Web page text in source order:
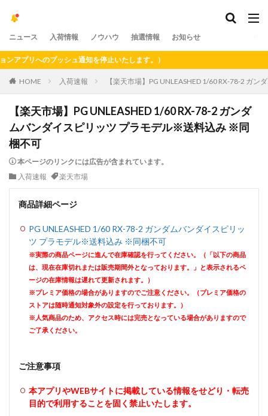
ニュース 入荷情報 ノウハウ 抽選情報 お知らせ
リへのプッシュ通知を停止いたします。）
HOME 入荷速報 【楽天市場】PG UNLEASHED 1/60 RX-78-2 ガ
【楽天市場】PG UNLEASHED 1/60 RX-78-2 ガンダ
ムバンダイスピリッツ プラモデル※送料込み ※同
梱不可
本ページのリンクには広告が含まれています。
入荷速報
楽天市場
商品詳細ページ
PG UNLEASHED 1/60 RX-78-2 ガンダムバンダイスピリッ
ツ プラモデル※送料込み ※同梱不可
※実際の商品ページに進んで在庫確認を行ってください。（「以下の商品
は、現在在庫切れまたは販売期間外となっております。」と表示されるペ
ージの在庫情報は遅れて更新されます。）
※プレミア価格の場合がありますのでご注意ください。（プレミア価格の
ストアは随時通知対象外の設定を行っております。）
※人気商品のため、アクセス時には完売となっている場合がありますので
ご了承ください。
ご注意事項
本アプリやWEBサイトに掲載している情報をせどり・転売
目的で利用することを固く禁止いたします。